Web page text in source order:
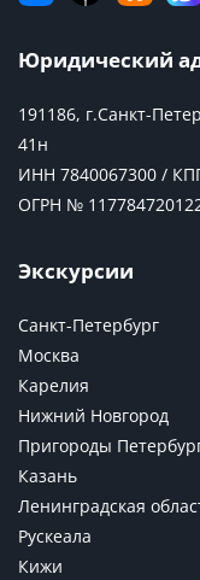
Юридический
191186, г.Санкт-
41н
ИНН 7840067300 /
ОГРН №
Экскурсии
Санкт-Петербург
Москва
Карелия
Нижний Новгород
Пригороды
Казань
Ленинградская
Рускеала
Кижи